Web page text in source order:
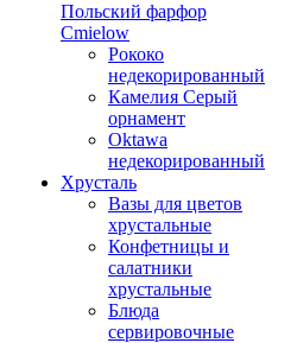
Польский фарфор
Сmielow
Рококо
недекорированный
Камелия Серый
орнамент
Oktawa
недекорированный
Хрусталь
Вазы для цветов
хрустальные
Конфетницы и
салатники
хрустальные
Блюда
сервировочные